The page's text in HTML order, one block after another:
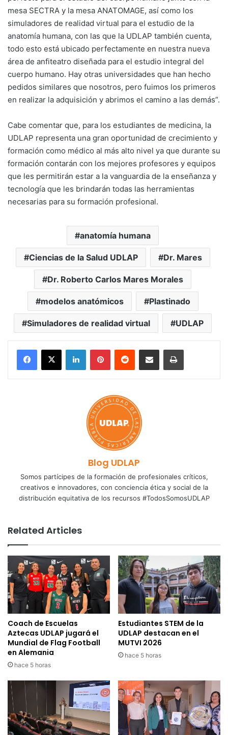
mesa SECTRA y la mesa ANATOMAGE, así como los
simuladores de realidad virtual para el estudio de la
anatomía humana, con las que la UDLAP también cuenta,
todo esto está ubicado perfectamente en nuestra nueva
área de anfiteatro diseñada para el estudio integral del
cuerpo humano. Hay otras universidades que han hecho
pedidos similares que nosotros, pero fuimos los primeros
en realizar la adquisición y abrimos el camino a las demás”.
Cabe comentar que, para los estudiantes de medicina, la
UDLAP representa una gran oportunidad de crecimiento y
formación como médico al más alto nivel ya que durante su
formación contarán con los mejores profesores y equipos
que les permitirán estar a la vanguardia de la enseñanza y
tecnología que les brindarán todas las herramientas
necesarias para su formación profesional.
anatomía humana
Ciencias de la Salud UDLAP Dr. Mares
Dr. Roberto Carlos Mares Morales
modelos anatómicos Plastinado
Simuladores de realidad virtual UDLAP
LinkedInPinterestReddit Share via Email Print
Blog UDLAP
Somos partícipes de la formación de profesionales críticos,
creativos e innovadores, con conciencia ética y social de la
distribución equitativa de los recursos #TodosSomosUDLAP
Related Articles
Coach de Escuelas
Aztecas UDLAP jugará el
Mundial de Flag Football
en Alemania
hace 5 horas
Estudiantes STEM de la
UDLAP destacan en el
MUTVI 2026
hace 5 horas